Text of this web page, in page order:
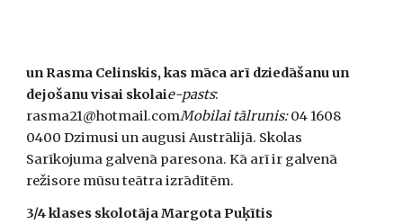
un Rasma Celinskis, kas māca arī dziedāšanu un
dejošanu visai skolaie-pasts:
rasma21@hotmail.comMobilai tālrunis: 04 1608
0400 Dzimusi un augusi Austrālijā. Skolas
Sarīkojuma galvenā paresona. Kā arī ir galvenā
režisore mūsu teātra izrādītēm.
3/4 klases skolotāja Margota Puķītis